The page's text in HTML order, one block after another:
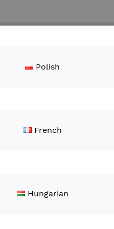
Polish
French
Hungarian